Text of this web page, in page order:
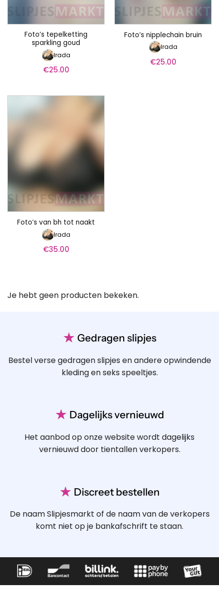
Foto’s tepelketting
sparkling goud
Irada
€25.00
Foto’s nipplechain bruin
Irada
€25.00
Foto’s van bh tot naakt
Irada
€35.00
Je hebt geen producten bekeken.
★ Gedragen slipjes
Bestel verse gedragen slipjes en andere opwindende
kleding en seks speeltjes.
★ Dagelijks vernieuwd
Het aanbod op onze website wordt dagelijks
vernieuwd door tientallen verkopers.
★ Discreet bestellen
De naam Slipjesmarkt of de naam van de verkopers
komt niet op je bankafschrift te staan.